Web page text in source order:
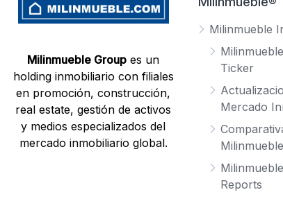
Milinmueble Group es un
holding inmobiliario con filiales
en promoción, construcción,
real estate, gestión de activos
y medios especializados del
mercado inmobiliario global.
Milinmueble
Ticker
Mercado
Milinmueble
Reports